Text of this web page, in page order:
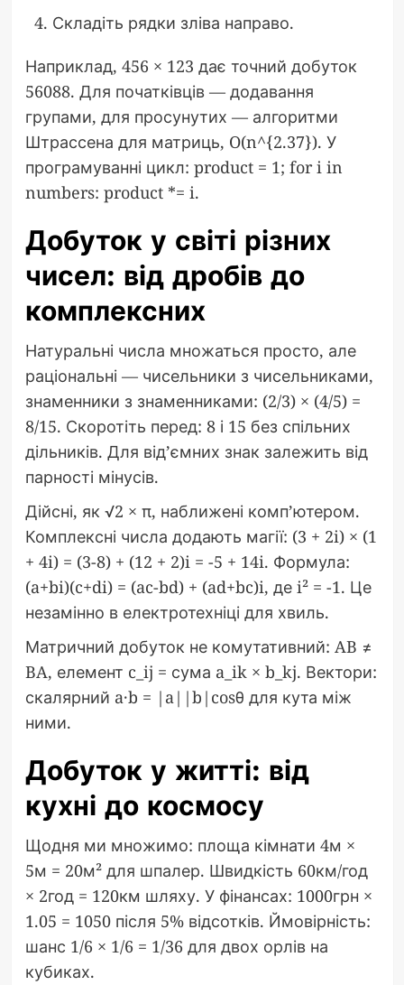
Складіть рядки зліва направо.
Наприклад, 456 × 123 дає точний добуток
56088. Для початківців — додавання
групами, для просунутих — алгоритми
Штрассена для матриць, O(n^{2.37}). У
програмуванні цикл: product = 1; for i in
numbers: product *= i.
Добуток у світі різних
чисел: від дробів до
комплексних
Натуральні числа множаться просто, але
раціональні — чисельники з чисельниками,
знаменники з знаменниками: (2/3) × (4/5) =
8/15. Скоротіть перед: 8 і 15 без спільних
дільників. Для від’ємних знак залежить від
парності мінусів.
Дійсні, як √2 × π, наближені комп’ютером.
Комплексні числа додають магії: (3 + 2i) × (1
+ 4i) = (3-8) + (12 + 2)i = -5 + 14i. Формула:
(a+bi)(c+di) = (ac-bd) + (ad+bc)i, де i² = -1. Це
незамінно в електротехніці для хвиль.
Матричний добуток не комутативний: AB ≠
BA, елемент c_ij = сума a_ik × b_kj. Вектори:
скалярний a·b = |a||b|cosθ для кута між
ними.
Добуток у житті: від
кухні до космосу
Щодня ми множимо: площа кімнати 4м ×
5м = 20м² для шпалер. Швидкість 60км/год
× 2год = 120км шляху. У фінансах: 1000грн ×
1.05 = 1050 після 5% відсотків. Ймовірність:
шанс 1/6 × 1/6 = 1/36 для двох орлів на
кубиках.